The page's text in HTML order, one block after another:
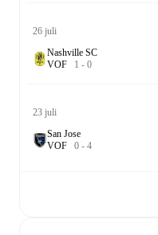
26 juli
Nashville SC
VOF 1 - 0
23 juli
San Jose
VOF 0 - 4